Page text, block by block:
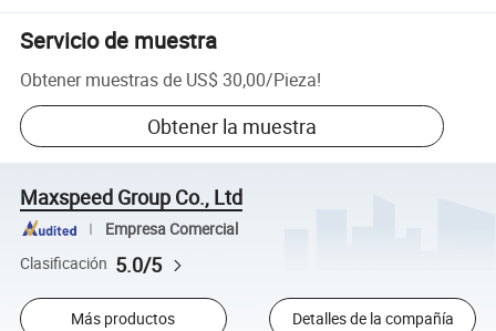
Servicio de muestra
Obtener muestras de US$ 30,00/Pieza!
Obtener la muestra
Maxspeed Group Co., Ltd
Empresa Comercial
Clasificación 5.0/5
Más productos Detalles de la compañía